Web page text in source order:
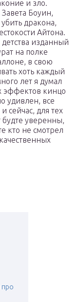
и зло.
Боуин,
дракона,
Айтона.
изданный
на полке
в свою
хоть каждый
лет я думал
эффектов кинцо
удивлен, все
сейчас, для тех
будте уверенны,
кто не смотрел